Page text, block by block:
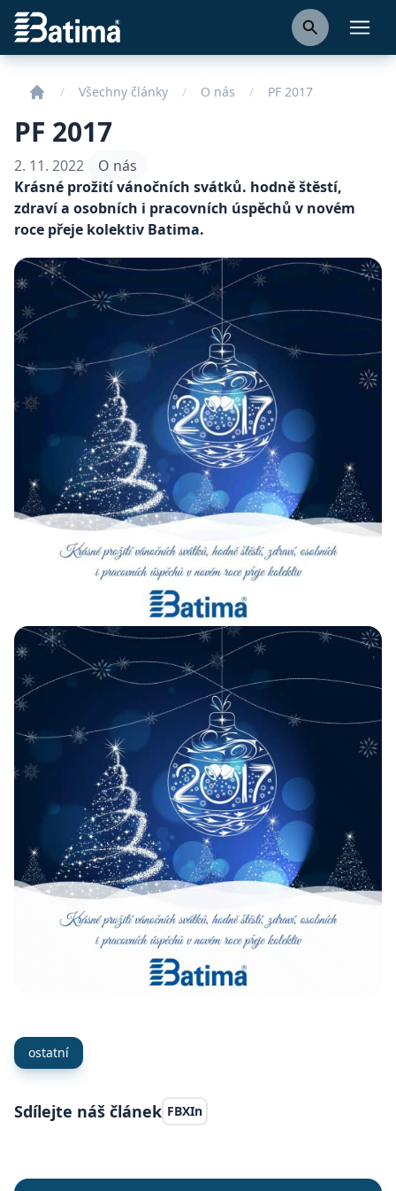
Batima
Všechny články O nás PF 2017
PF 2017
2. 11. 2022
O nás
Krásné prožití vánočních svátků. hodně štěstí,
zdraví a osobních i pracovních úspěchů v novém
roce přeje kolektiv Batima.
ostatní
Sdílejte náš článek FBXIn